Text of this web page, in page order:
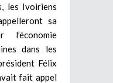
les Ivoiriens
sa
l’économie
dans les
Félix
fait appel